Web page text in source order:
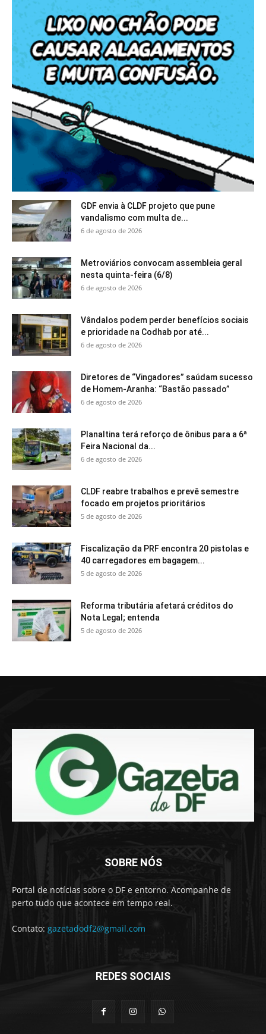
GDF envia à CLDF projeto que pune
vandalismo com multa de...
6 de agosto de 2026
Metroviários convocam assembleia geral
nesta quinta-feira (6/8)
6 de agosto de 2026
Vândalos podem perder benefícios sociais
e prioridade na Codhab por até...
6 de agosto de 2026
Diretores de “Vingadores” saúdam sucesso
de Homem-Aranha: “Bastão passado”
6 de agosto de 2026
Planaltina terá reforço de ônibus para a 6ª
Feira Nacional da...
6 de agosto de 2026
CLDF reabre trabalhos e prevê semestre
focado em projetos prioritários
5 de agosto de 2026
Fiscalização da PRF encontra 20 pistolas e
40 carregadores em bagagem...
5 de agosto de 2026
Reforma tributária afetará créditos do
Nota Legal; entenda
5 de agosto de 2026
SOBRE NÓS
Portal de notícias sobre o DF e entorno. Acompanhe de
perto tudo que acontece em tempo real.
Contato: gazetadodf2@gmail.com
REDES SOCIAIS